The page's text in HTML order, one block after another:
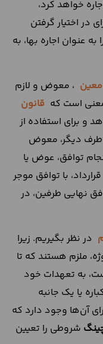
خواهد کرد،
در اختیار گرفتن
عنوان اجاره بها، به
معین ، معوض و لازم
است که قانون
و برای استفاده از
طرف دیگر، معوض
توافق، عوض یا
با توافق موجر
نهایی طرفین، در
در نظر بگیریم. زیرا
ملزم هستند که تا
به تعهدات خود
یا یک جانبه
آن‌ها وجود دارد که
شروطی را تعیین